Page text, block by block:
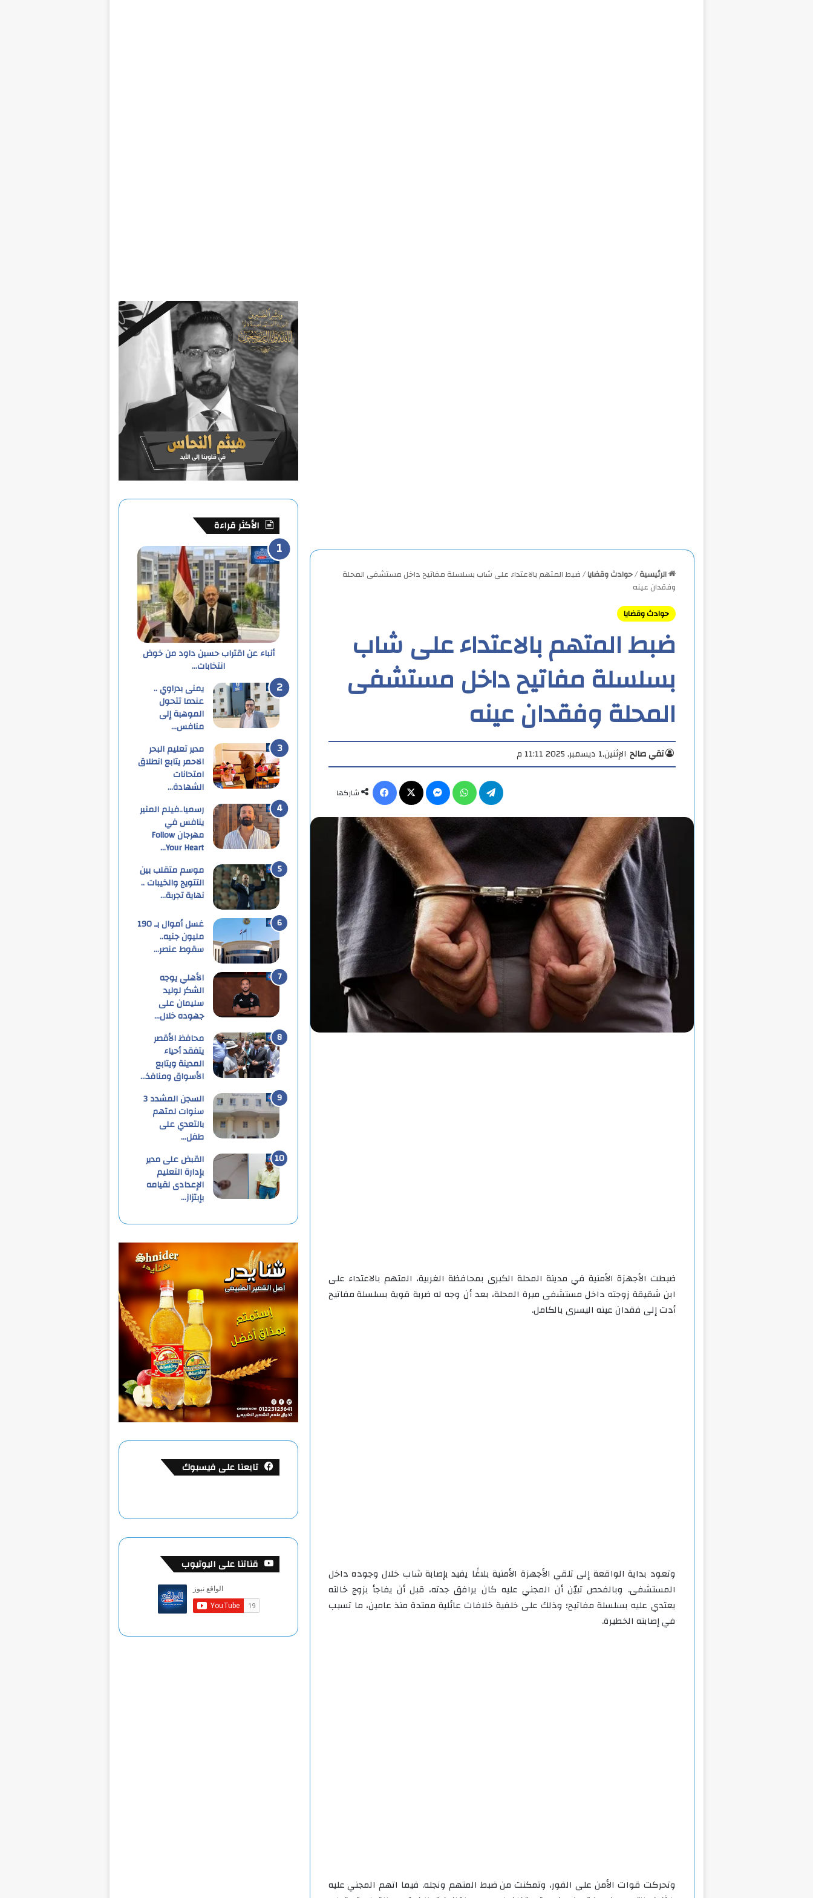
الرئيسية/حوادث وقضايا/ضبط المتهم بالاعتداء على شاب بسلسلة مفاتيح داخل مستشفى المحلة
وفقدان عينه
حوادث وقضايا
ضبط المتهم بالاعتداء على شاب
بسلسلة مفاتيح داخل مستشفى
المحلة وفقدان عينه
تقي صالح الإثنين,1 ديسمبر, 2025 11:11 م
شاركها
ماسنجر واتساب تيلقرام
ضبطت الأجهزة الأمنية في مدينة المحلة الكبرى بمحافظة الغربية، المتهم بالاعتداء على
ابن شقيقة زوجته داخل مستشفى مبرة المحلة، بعد أن وجه له ضربة قوية بسلسلة مفاتيح
أدت إلى فقدان عينه اليسرى بالكامل.
وتعود بداية الواقعة إلى تلقي الأجهزة الأمنية بلاغًا يفيد بإصابة شاب خلال وجوده داخل
المستشفى. وبالفحص تبيّن أن المجني عليه كان يرافق جدته، قبل أن يفاجأ بزوج خالته
يعتدي عليه بسلسلة مفاتيح؛ وذلك على خلفية خلافات عائلية ممتدة منذ عامين، ما تسبب
في إصابته الخطيرة.
وتحركت قوات الأمن على الفور، وتمكنت من ضبط المتهم ونجله. فيما اتهم المجني عليه
الأكثر قراءة
أنباء عن اقتراب حسين داود من خوض
انتخابات…
يمنى بدراوي ..
عندما تتحول
الموهبة إلى
منافس…
مدير تعليم البحر
الاحمر يتابع انطلاق
امتحانات
الشهادة…
رسميا..فيلم المنير
ينافس في
مهرجان Follow
Your Heart…
موسم متقلب بين
التتويج والخيبات ..
نهاية تجربة…
غسل أموال بـ 190
مليون جنيه..
سقوط عنصر…
الأهلي يوجه
الشكر لوليد
سليمان على
جهوده خلال…
محافظ الأقصر
يتفقد أحياء
المدينة ويتابع
الأسواق ومنافذ…
السجن المشدد 3
سنوات لمتهم
بالتعدي على
طفل…
القبض على مدير
بإدارة التعليم
الإعدادى لقيامه
بإبتزاز…
تابعنا على فيسبوك
قناتنا على اليوتيوب